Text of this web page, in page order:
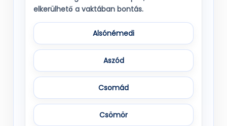
elkerülhető a vaktában bontás.
Alsónémedi
Aszód
Csomád
Csömör